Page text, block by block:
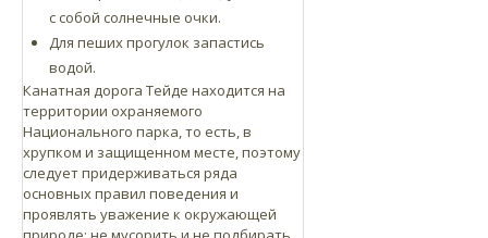
с собой солнечные очки.
Для пеших прогулок запастись
водой.
Канатная дорога Тейде находится на
территории охраняемого
Национального парка, то есть, в
хрупком и защищенном месте, поэтому
следует придерживаться ряда
основных правил поведения и
проявлять уважение к окружающей